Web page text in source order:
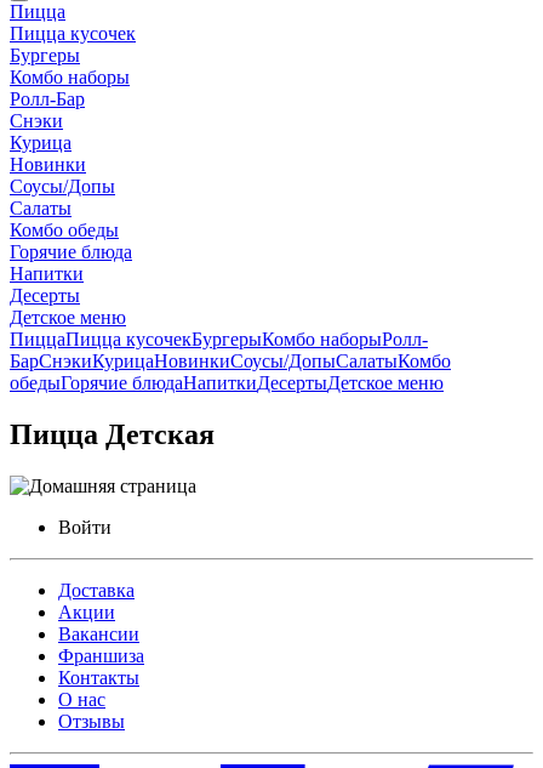
Пицца
Пицца кусочек
Бургеры
Комбо наборы
Ролл-Бар
Снэки
Курица
Новинки
Соусы/Допы
Салаты
Комбо обеды
Горячие блюда
Напитки
Десерты
Детское меню
ПиццаПицца кусочекБургерыКомбо наборыРолл-
БарСнэкиКурицаНовинкиСоусы/ДопыСалатыКомбо
обедыГорячие блюдаНапиткиДесертыДетское меню
Пицца Детская
Войти
Доставка
Акции
Вакансии
Франшиза
Контакты
О нас
Отзывы